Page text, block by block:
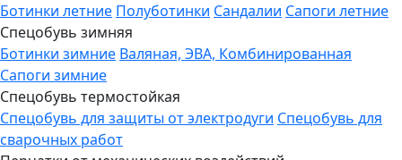
Ботинки летние Полуботинки Сандалии Сапоги летние
Спецобувь зимняя
Ботинки зимние Валяная, ЭВА, Комбинированная
Сапоги зимние
Спецобувь термостойкая
Спецобувь для защиты от электродуги Спецобувь для
сварочных работ